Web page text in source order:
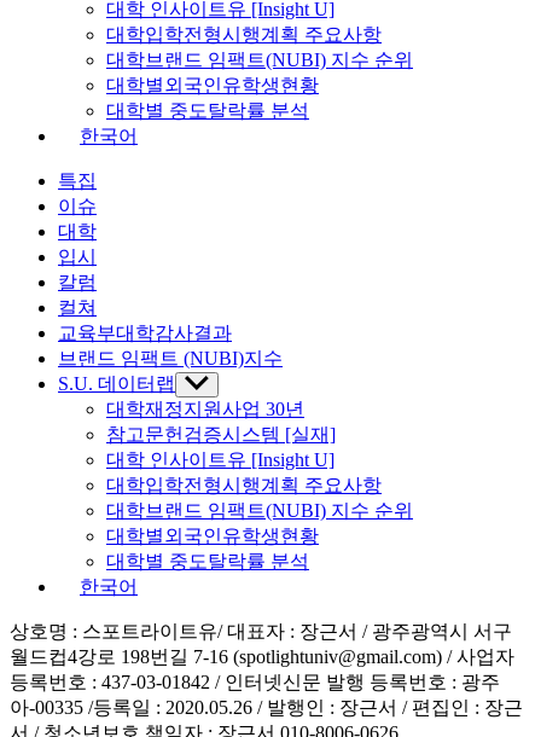
대학 인사이트유 [Insight U]
대학입학전형시행계획 주요사항
대학브랜드 임팩트(NUBI) 지수 순위
대학별외국인유학생현황
대학별 중도탈락률 분석
한국어
특집
이슈
대학
입시
칼럼
컬쳐
교육부대학감사결과
브랜드 임팩트 (NUBI)지수
S.U. 데이터랩
Show
sub
menu
대학재정지원사업 30년
참고문헌검증시스템 [실재]
대학 인사이트유 [Insight U]
대학입학전형시행계획 주요사항
대학브랜드 임팩트(NUBI) 지수 순위
대학별외국인유학생현황
대학별 중도탈락률 분석
한국어
상호명 : 스포트라이트유/ 대표자 : 장근서 / 광주광역시 서구
월드컵4강로 198번길 7-16 (spotlightuniv@gmail.com) / 사업자
등록번호 : 437-03-01842 / 인터넷신문 발행 등록번호 : 광주
아-00335 /등록일 : 2020.05.26 / 발행인 : 장근서 / 편집인 : 장근